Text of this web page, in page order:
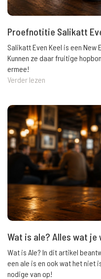
Proefnotitie Salikatt
Salikatt Even Keel is een New
Kunnen ze daar fruitige
ermee!
Verder lezen
Wat is ale? Alles wat
Wat is Ale? In dit artikel
een ale is en ook wat het niet
nodige van op!